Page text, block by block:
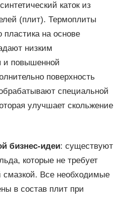
каток из
(плит). Термоплиты
пластика на основе
низким
и повышенной
поверхность
специальной
улучшает скольжение
бизнес-идеи: существуют
которые не требует
смазкой. Все необходимые
в состав плит при